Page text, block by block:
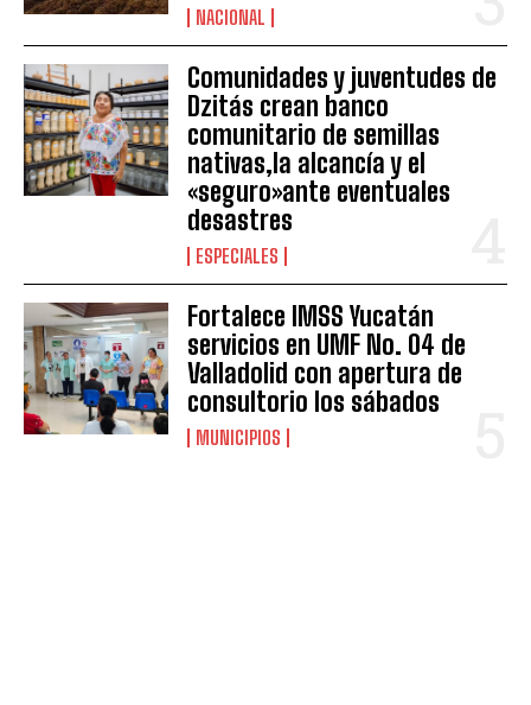
NACIONAL
Comunidades y juventudes de
Dzitás crean banco
comunitario de semillas
nativas,la alcancía y el
«seguro»ante eventuales
desastres
ESPECIALES
Fortalece IMSS Yucatán
servicios en UMF No. 04 de
Valladolid con apertura de
consultorio los sábados
MUNICIPIOS